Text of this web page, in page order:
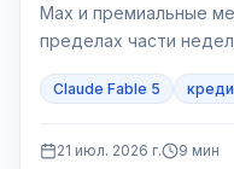
Max и премиальные
пределах части
Claude Fable 5
21 июл. 2026 г. 9 мин